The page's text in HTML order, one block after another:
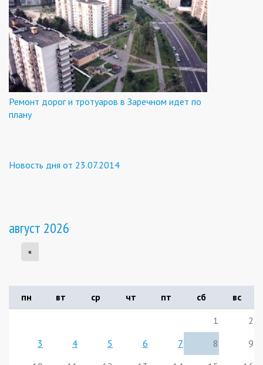
Ремонт дорог и тротуаров в Заречном идет по
плану
Новость дня от 23.07.2014
август 2026
«
пн вт ср чт пт сб
вс
1
2
3
4 5 6 7 8
9